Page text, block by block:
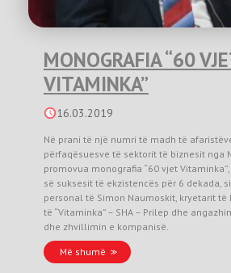
MONOGRAFIA “60
VITAMINKA”
16.03.2019
Në prani të një numri të madh të
përfaqësuesve të sektorit të biznesit nga
promovua monografia “60 vjet
së suksesit të ekzistencës për 6 dekada,
personal të Simon Naumoskit, kryetarit të
të “Vitaminka” – SHA – Prilep dhe
dhe zhvillimin e kompanisë.
Më shumë